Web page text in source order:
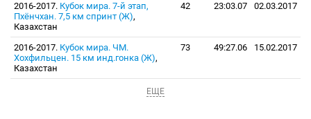
2016-2017. Кубок мира. 7-й этап,
Пхёнчхан. 7,5 км спринт (Ж),
Казахстан
42 23:03.07 02.03.2017
2016-2017. Кубок мира. ЧМ.
Хохфильцен. 15 км инд.гонка (Ж),
Казахстан
73 49:27.06 15.02.2017
ЕЩЕ